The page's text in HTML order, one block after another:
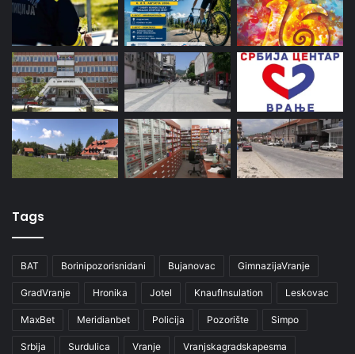
Tags
BAT Borinipozorisnidani Bujanovac GimnazijaVranje
GradVranje Hronika Jotel KnaufInsulation Leskovac
MaxBet Meridianbet Policija Pozorište Simpo
Srbija Surdulica Vranje Vranjskagradskapesma